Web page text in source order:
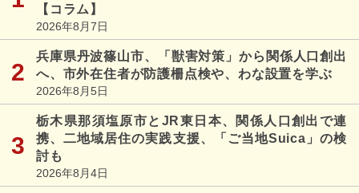
【コラム】
2026年8月7日
兵庫県丹波篠山市、「獣害対策」から関係人口創出
へ、市外在住者が防護柵点検や、わな設置を学ぶ
2026年8月5日
栃木県那須塩原市とJR東日本、関係人口創出で連
携、二地域居住の実践支援、「ご当地Suica」の検
討も
2026年8月4日